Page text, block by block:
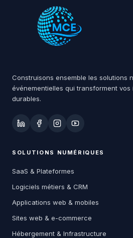
Construisons ensemble les solutions
événementielles qui transforment
durables.
SOLUTIONS NUMÉRIQUES
SaaS & Plateformes
Logiciels métiers & CRM
Applications web & mobiles
Sites web & e-commerce
Hébergement & Infrastructure